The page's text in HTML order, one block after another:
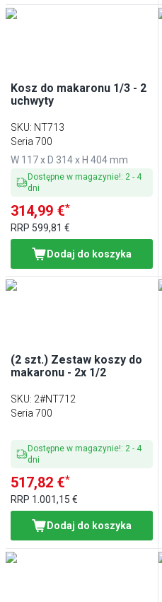
Kosz do makaronu 1/3 - 2
uchwyty
SKU: NT713
Seria 700
W 117 x D 314 x H 404 mm
Dostępne w magazynie!: 2 - 4
dni
314,99 €*
RRP 599,81 €
Dodaj do koszyka
(2 szt.) Zestaw koszy do
makaronu - 2x 1/2
SKU: 2#NT712
Seria 700
Dostępne w magazynie!: 2 - 4
dni
517,82 €*
RRP 1.001,15 €
Dodaj do koszyka